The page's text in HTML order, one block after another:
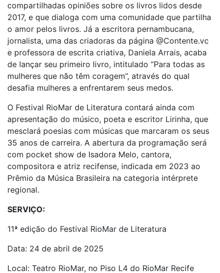
compartilhadas opiniões sobre os livros lidos desde
2017, e que dialoga com uma comunidade que partilha
o amor pelos livros. Já a escritora pernambucana,
jornalista, uma das criadoras da página @Contente.vc
e professora de escrita criativa, Daniela Arrais, acaba
de lançar seu primeiro livro, intitulado “Para todas as
mulheres que não têm coragem”, através do qual
desafia mulheres a enfrentarem seus medos.
O Festival RioMar de Literatura contará ainda com
apresentação do músico, poeta e escritor Lirinha, que
mesclará poesias com músicas que marcaram os seus
35 anos de carreira. A abertura da programação será
com pocket show de Isadora Melo, cantora,
compositora e atriz recifense, indicada em 2023 ao
Prêmio da Música Brasileira na categoria intérprete
regional.
SERVIÇO:
11ª edição do Festival RioMar de Literatura
Data: 24 de abril de 2025
Local: Teatro RioMar, no Piso L4 do RioMar Recife